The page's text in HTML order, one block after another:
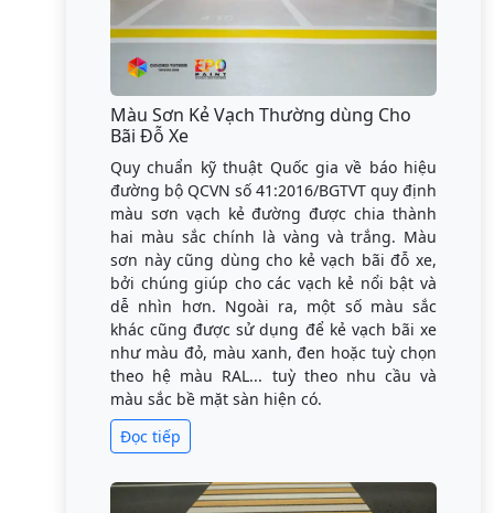
Màu Sơn Kẻ Vạch Thường dùng Cho
Bãi Đỗ Xe
Quy chuẩn kỹ thuật Quốc gia về báo hiệu
đường bộ QCVN số 41:2016/BGTVT quy định
màu sơn vạch kẻ đường được chia thành
hai màu sắc chính là vàng và trắng. Màu
sơn này cũng dùng cho kẻ vạch bãi đỗ xe,
bởi chúng giúp cho các vạch kẻ nổi bật và
dễ nhìn hơn. Ngoài ra, một số màu sắc
khác cũng được sử dụng để kẻ vạch bãi xe
như màu đỏ, màu xanh, đen hoặc tuỳ chọn
theo hệ màu RAL... tuỳ theo nhu cầu và
màu sắc bề mặt sàn hiện có.
Đọc tiếp